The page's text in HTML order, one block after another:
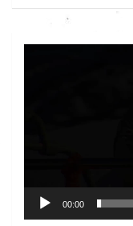
00:00